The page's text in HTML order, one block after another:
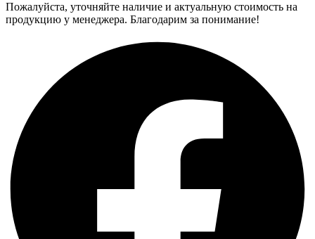
Пожалуйста, уточняйте наличие и актуальную стоимость на
продукцию у менеджера. Благодарим за понимание!